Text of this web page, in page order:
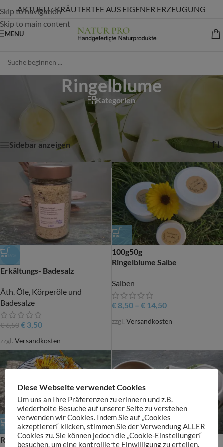
Skip to navigation
Skip to main content
AKTUELL: KRÄUTERTEE AUS EIGENER ERZEUGUNG
MENU
Ringelblume
Kategorien
Produkte verschlagwortet mit „Ringelblume“
Alle 4 Ergebnisse werden angezeigt
Sidebar anzeigen
-46%
Erkältungs- Badesalz
Äth. Öle, Körperöle und
Badesalze
€6,50€ 3,50
zzgl. Versandkosten
100g50g
Ringelblume Salbe
Salben
€8,50– €14,50
zzgl. Versandkosten
Ringelblumen -23%
Diese Webseite verwendet Cookies
Um uns an Ihre Präferenzen zu erinnern und z.B.
wiederholte Besuche auf unserer Seite zu verstehen
verwenden wir Cookies. Indem Sie auf „Cookies
akzeptieren“ klicken, stimmen Sie der Verwendung ALLER
Cookies zu. Sie können jedoch die „Cookie-Einstellungen“
besuchen, um eine kontrollierte Einwilligung zu erteilen.